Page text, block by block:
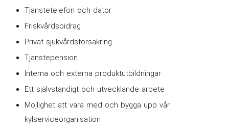
Tjänstetelefon och dator
Friskvårdsbidrag
Privat sjukvårdsförsäkring
Tjänstepension
Interna och externa produktutbildningar
Ett självständigt och utvecklande arbete
Möjlighet att vara med och bygga upp vår
kylserviceorganisation